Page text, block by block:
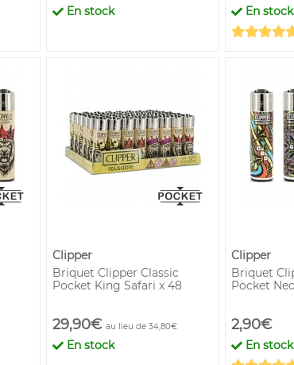
En stock
En stock
Clipper
Briquet Clipper Classic
Pocket King Safari x 48
29,90€ au lieu de 34,80€
En stock
Clipper
Briquet
Pocket
2,90€
En stock